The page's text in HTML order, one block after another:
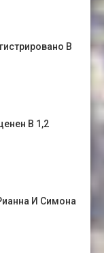
В
В 1,2
И Симона